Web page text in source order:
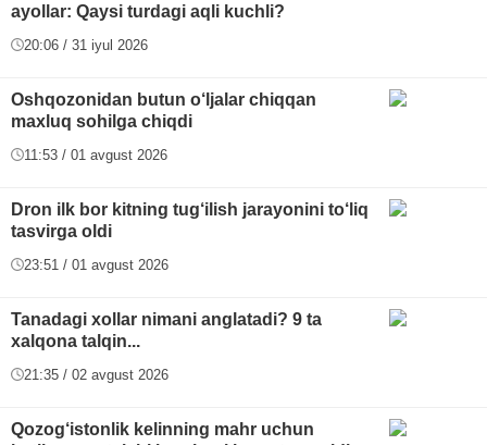
ayollar: Qaysi turdagi aqli kuchli?
20:06 / 31 iyul 2026
Oshqozonidan butun o‘ljalar chiqqan
maxluq sohilga chiqdi
11:53 / 01 avgust 2026
Dron ilk bor kitning tug‘ilish jarayonini to‘liq
tasvirga oldi
23:51 / 01 avgust 2026
Tanadagi xollar nimani anglatadi? 9 ta
xalqona talqin...
21:35 / 02 avgust 2026
Qozog‘istonlik kelinning mahr uchun